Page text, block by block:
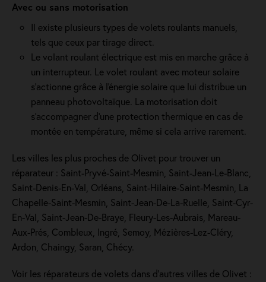
Avec ou sans motorisation
Il existe plusieurs types de volets roulants manuels,
tels que ceux par tirage direct.
Le volant roulant électrique est mis en marche grâce à
un interrupteur. Le volet roulant avec moteur solaire
s'actionne grâce à l'énergie solaire que lui distribue un
panneau photovoltaïque. La motorisation doit
s'accompagner d'une protection thermique en cas de
montée en température, même si cela arrive rarement.
Les villes les plus proches de Olivet pour trouver un
réparateur : Saint-Pryvé-Saint-Mesmin, Saint-Jean-Le-Blanc,
Saint-Denis-En-Val, Orléans, Saint-Hilaire-Saint-Mesmin, La
Chapelle-Saint-Mesmin, Saint-Jean-De-La-Ruelle, Saint-Cyr-
En-Val, Saint-Jean-De-Braye, Fleury-Les-Aubrais, Mareau-
Aux-Prés, Combleux, Ingré, Semoy, Mézières-Lez-Cléry,
Ardon, Chaingy, Saran, Chécy.
Voir les réparateurs de volets dans d’autres villes de Olivet :